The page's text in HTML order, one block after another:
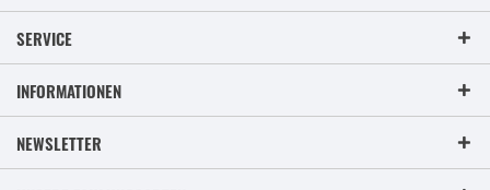
SERVICE
INFORMATIONEN
NEWSLETTER